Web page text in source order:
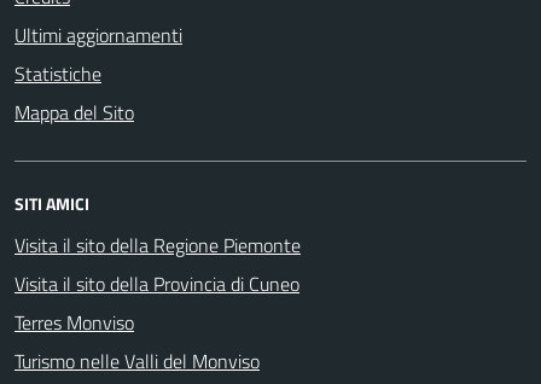
Ultimi aggiornamenti
Statistiche
Mappa del Sito
SITI AMICI
Visita il sito della Regione Piemonte
Visita il sito della Provincia di Cuneo
Terres Monviso
Turismo nelle Valli del Monviso